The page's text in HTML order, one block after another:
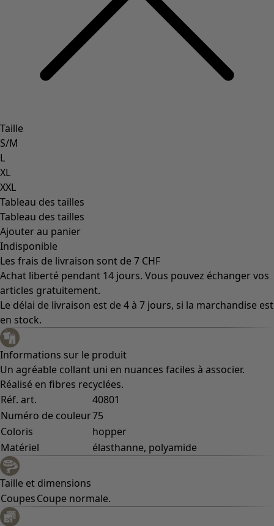
Taille
S/M
L
XL
XXL
Tableau des tailles
Tableau des tailles
Ajouter au panier
Indisponible
Les frais de livraison sont de 7 CHF
Achat liberté pendant 14 jours. Vous pouvez échanger vos
articles gratuitement.
Le délai de livraison est de 4 à 7 jours, si la marchandise est
en stock.
Informations sur le produit
Un agréable collant uni en nuances faciles à associer.
Réalisé en fibres recyclées.
Réf. art.
40801
Numéro de couleur75
Coloris
hopper
Matériel
élasthanne, polyamide
Taille et dimensions
CoupesCoupe normale.